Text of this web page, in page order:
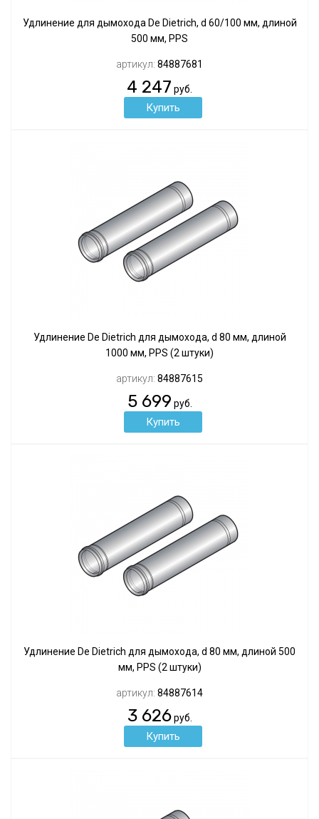
Удлинение для дымохода De Dietrich, d 60/100 мм, длиной
500 мм, PPS
артикул: 84887681
4 247 руб.
Удлинение De Dietrich для дымохода, d 80 мм, длиной
1000 мм, PPS (2 штуки)
артикул: 84887615
5 699 руб.
Удлинение De Dietrich для дымохода, d 80 мм, длиной 500
мм, PPS (2 штуки)
артикул: 84887614
3 626руб.